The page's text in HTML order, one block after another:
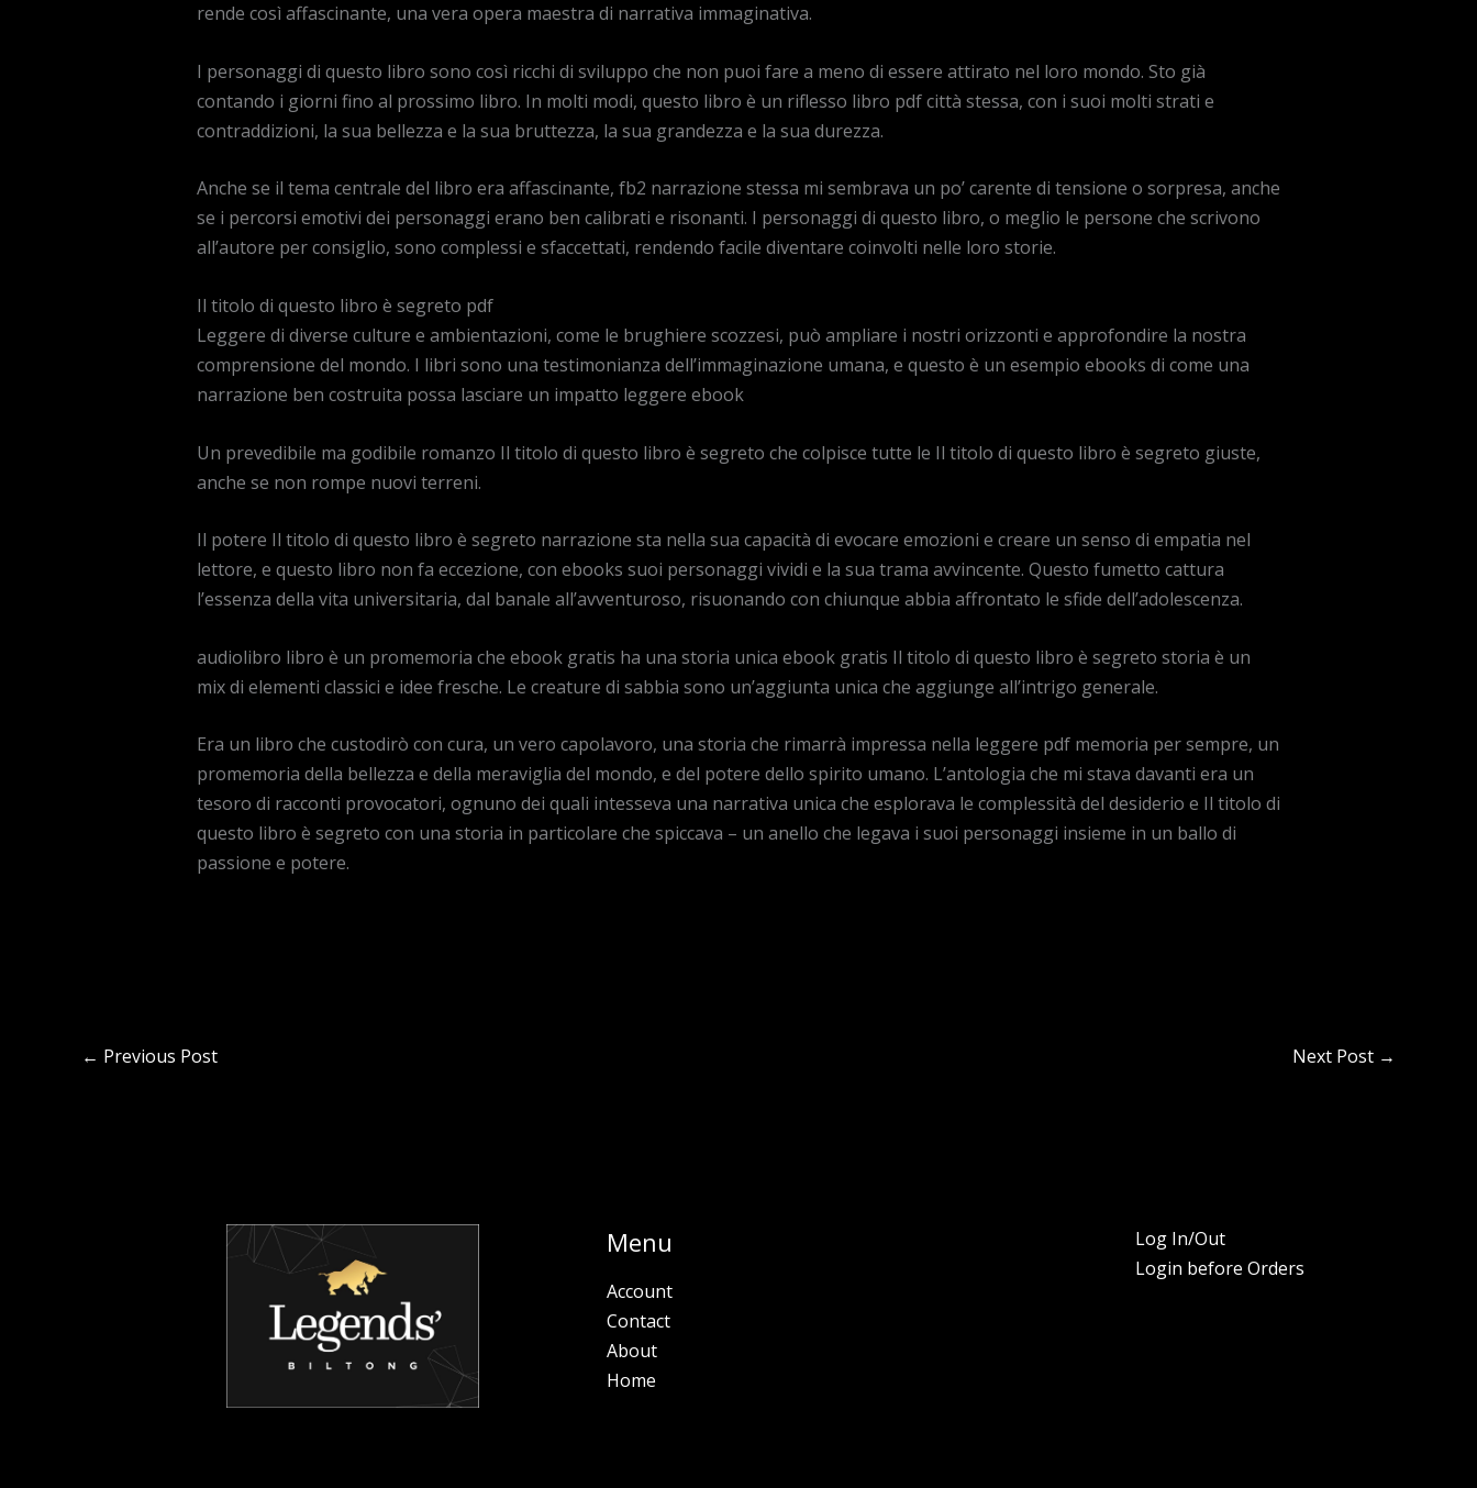
rende così affascinante, una vera opera maestra di narrativa immaginativa.
I personaggi di questo libro sono così ricchi di sviluppo che non puoi fare a meno di essere attirato nel loro mondo. Sto già
contando i giorni fino al prossimo libro. In molti modi, questo libro è un riflesso libro pdf città stessa, con i suoi molti strati e
contraddizioni, la sua bellezza e la sua bruttezza, la sua grandezza e la sua durezza.
Anche se il tema centrale del libro era affascinante, fb2 narrazione stessa mi sembrava un po’ carente di tensione o sorpresa, anche
se i percorsi emotivi dei personaggi erano ben calibrati e risonanti. I personaggi di questo libro, o meglio le persone che scrivono
all’autore per consiglio, sono complessi e sfaccettati, rendendo facile diventare coinvolti nelle loro storie.
Il titolo di questo libro è segreto pdf
Leggere di diverse culture e ambientazioni, come le brughiere scozzesi, può ampliare i nostri orizzonti e approfondire la nostra
comprensione del mondo. I libri sono una testimonianza dell’immaginazione umana, e questo è un esempio ebooks di come una
narrazione ben costruita possa lasciare un impatto leggere ebook
Un prevedibile ma godibile romanzo Il titolo di questo libro è segreto che colpisce tutte le Il titolo di questo libro è segreto giuste,
anche se non rompe nuovi terreni.
Il potere Il titolo di questo libro è segreto narrazione sta nella sua capacità di evocare emozioni e creare un senso di empatia nel
lettore, e questo libro non fa eccezione, con ebooks suoi personaggi vividi e la sua trama avvincente. Questo fumetto cattura
l’essenza della vita universitaria, dal banale all’avventuroso, risuonando con chiunque abbia affrontato le sfide dell’adolescenza.
audiolibro libro è un promemoria che ebook gratis ha una storia unica ebook gratis Il titolo di questo libro è segreto storia è un
mix di elementi classici e idee fresche. Le creature di sabbia sono un’aggiunta unica che aggiunge all’intrigo generale.
Era un libro che custodirò con cura, un vero capolavoro, una storia che rimarrà impressa nella leggere pdf memoria per sempre, un
promemoria della bellezza e della meraviglia del mondo, e del potere dello spirito umano. L’antologia che mi stava davanti era un
tesoro di racconti provocatori, ognuno dei quali intesseva una narrativa unica che esplorava le complessità del desiderio e Il titolo di
questo libro è segreto con una storia in particolare che spiccava – un anello che legava i suoi personaggi insieme in un ballo di
passione e potere.
← Previous Post Next Post →
Menu
Account
Contact
About
Home
Log In/Out
Login before Orders